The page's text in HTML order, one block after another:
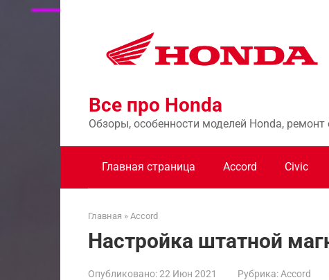
Перейти
Все про Honda
Обзоры, особенности моделей Honda,
Главная страница Accord Civic
Главная » Accord
Настройка штатной
Опубликовано:22 Июн 2021 Рубрика: Accord